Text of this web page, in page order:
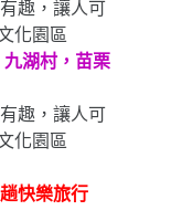
湖村，苗栗
快樂旅行